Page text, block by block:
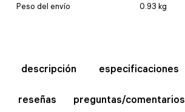
Peso del envío
0.93 kg
descripción especificaciones
reseñas preguntas/comentarios